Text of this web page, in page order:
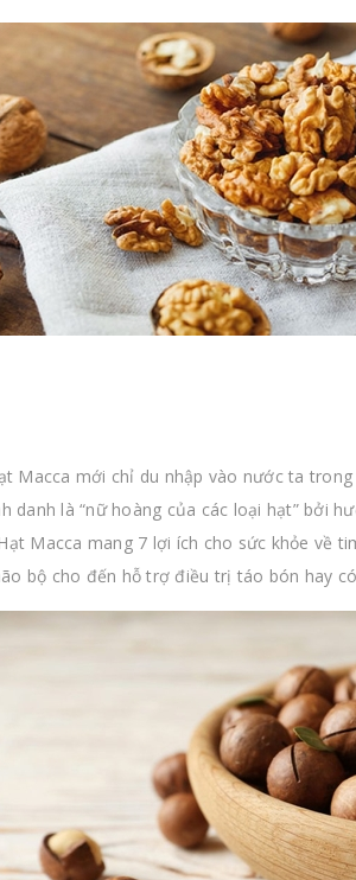
Macca mới chỉ du nhập vào nước ta
danh là “nữ hoàng của các loại hạt” bởi
Macca mang 7 lợi ích cho sức khỏe về
bộ cho đến hỗ trợ điều trị táo bón hay